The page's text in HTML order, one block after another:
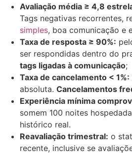
Avaliação média ≥ 4,8
Tags negativas recorrentes,
simples, boa comunicação e
Taxa de resposta ≥ 90%:
ser respondidas dentro do
tags ligadas à comunicação;
Taxa de cancelamento < 1%:
absoluta. Cancelamentos
Experiência mínima
somem 100 noites
histórico real.
Reavaliação trimestral: o
recente, inclusive se